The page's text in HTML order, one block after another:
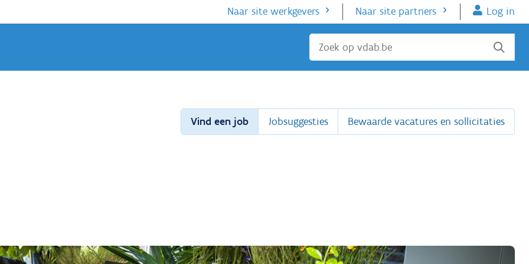
Naar site werkgevers Naar site partners Log in
Sluiten
Vind een job Jobsuggesties Bewaarde vacatures en sollicitaties